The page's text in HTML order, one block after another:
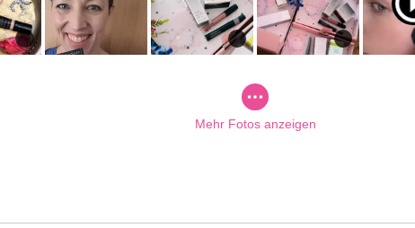
Mehr Fotos anzeigen